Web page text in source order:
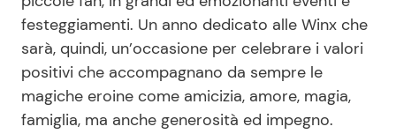
festeggiamenti. Un anno dedicato alle Winx che
sarà, quindi, un’occasione per celebrare i valori
positivi che accompagnano da sempre le
magiche eroine come amicizia, amore, magia,
famiglia, ma anche generosità ed impegno.